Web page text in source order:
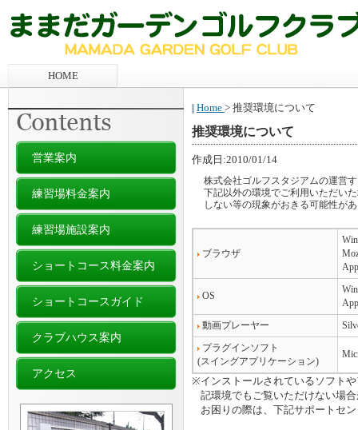
HOME
営業案内
練習場料金案内
練習場施設案内
ショートコース料金案内
ショートコースガイド
クラブハウス案内
アクセス
Home > 推奨環境について
推奨環境について
作成日:2010/01/14
株式会社ゴルフスタジアムの運営
下記以外の環境でご利用いただい
しない等の現象がおきる可能性が
ブラウザ
OS
動画プレーヤー
プラグインソフト
(スイングアプリケーション)
※インストールされているソフト
記環境でもご覧いただけない場
お困りの際は、下記サポートセ